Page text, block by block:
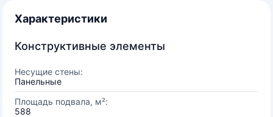
Характеристики
Конструктивные элементы
Несущие стены:
Панельные
Площадь подвала, м²:
588